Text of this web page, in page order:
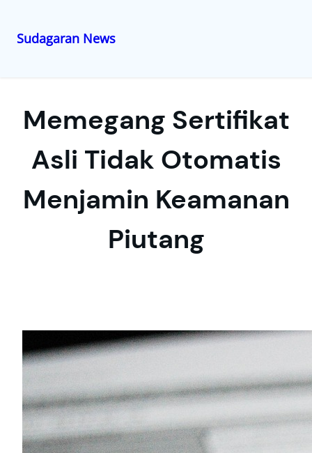
Sudagaran News
Memegang Sertifikat
Asli Tidak Otomatis
Menjamin Keamanan
Piutang